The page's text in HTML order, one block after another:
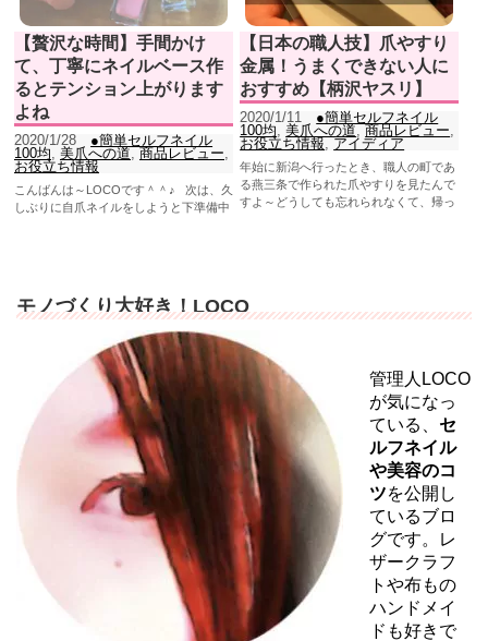
【贅沢な時間】手間かけ
て、丁寧にネイルベース作
るとテンション上がります
よね
2020/1/28
●簡単セルフネイル
100均, 美爪への道, 商品レビュー,
お役立ち情報
こんばんは～LOCOです＾＾♪ 次は、久
しぶりに自爪ネイルをしようと下準備中
【日本の職人技】爪やすり
金属！うまくできない人に
おすすめ【柄沢ヤスリ】
2020/1/11
●簡単セルフネイル
100均,美爪への道,商品レビュー,
お役立ち情報, アイディア
年始に新潟へ行ったとき、職人の町であ
る燕三条で作られた爪やすりを見たんで
すよ～どうしても忘れられなくて、帰っ
モノづくり大好き！LOCO
管理人LOCO
が気になっ
ている、 セ
ルフネイル
や美容のコ
ツを公開し
ているブロ
グです。レ
ザークラフ
トや布もの
ハンドメイ
ドも好きで